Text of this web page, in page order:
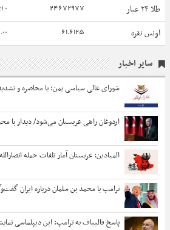
طلا ۲۴ عیار 24672977
0 (0%)
اونس نقره 61.6125
(0%)
سایر اخبار
شورای عالی سیاسی یمن: با محاصره و
اردوغان راهی عربستان می‌شود/ دیدار با
المیادین: عربستان آمار تلفات حمله
ترامپ با محمد بن سلمان درباره ایران
پاسخ قالیباف به ترامپ: این دیپلماسی